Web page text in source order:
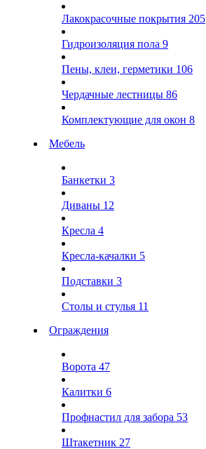
Лакокрасочные покрытия 205
Гидроизоляция пола 9
Пены, клеи, герметики 106
Чердачные лестницы 86
Комплектующие для окон 8
Мебель
Банкетки 3
Диваны 12
Кресла 4
Кресла-качалки 5
Подставки 3
Столы и стулья 11
Ограждения
Ворота 47
Калитки 6
Профнастил для забора 53
Штакетник 27